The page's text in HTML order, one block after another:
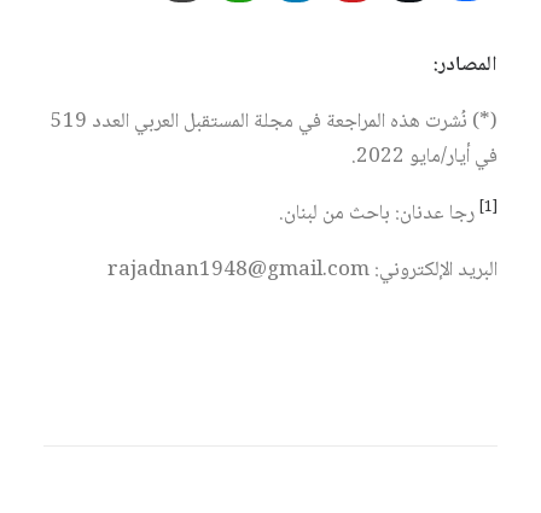
المصادر:
(*) نُشرت هذه المراجعة في مجلة المستقبل العربي العدد 519
في أيار/مايو 2022.
[1]
رجا عدنان: باحث من لبنان.
البريد الإلكتروني: rajadnan1948@gmail.com